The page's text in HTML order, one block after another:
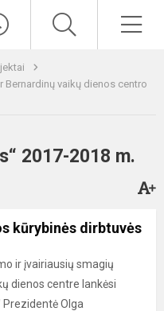
vaikų dienos centro
2017-2018 m.
kūrybinės dirbtuvės
ir įvairiausių smagių
dienos centre lankėsi
Olga